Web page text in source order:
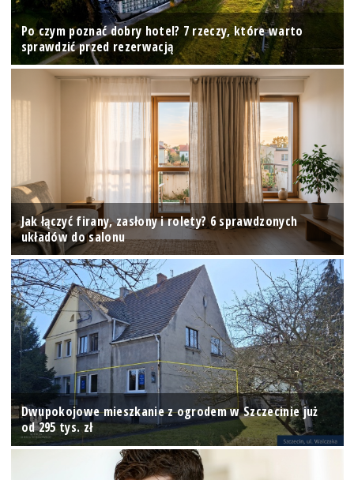
Po czym poznać dobry hotel? 7 rzeczy, które warto
sprawdzić przed rezerwacją
Jak łączyć firany, zasłony i rolety? 6 sprawdzonych
układów do salonu
Dwupokojowe mieszkanie z ogrodem w Szczecinie już
od 295 tys. zł